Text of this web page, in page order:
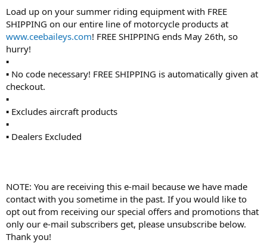
Load up on your summer riding equipment with FREE
SHIPPING on our entire line of motorcycle products at
www.ceebaileys.com! FREE SHIPPING ends May 26th, so
hurry!
▪
▪ No code necessary! FREE SHIPPING is automatically given at
checkout.
▪
▪ Excludes aircraft products
▪
▪ Dealers Excluded
NOTE: You are receiving this e-mail because we have made
contact with you sometime in the past. If you would like to
opt out from receiving our special offers and promotions that
only our e-mail subscribers get, please unsubscribe below.
Thank you!